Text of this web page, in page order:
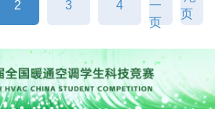
2 3 4
一
页
页